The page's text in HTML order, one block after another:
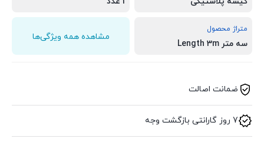
متراژ محصول
سه متر Length 3m
مشاهده همه ویژگی‌ها
ضمانت اصالت
7 روز گارانتی بازگشت وجه